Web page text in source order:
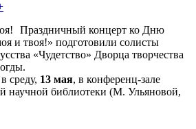
Праздничный концерт ко Дню
и твоя!» подготовили солисты
«Чудетство» Дворца творчества
среду, 13 мая, в конференц-зале
научной библиотеки (М. Ульяновой,